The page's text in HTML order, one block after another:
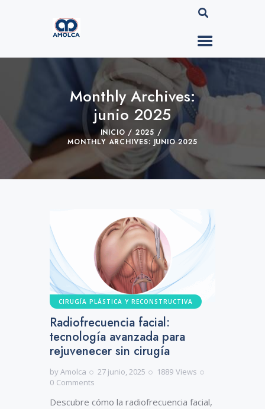
Monthly Archives:
junio 2025
INICIO
2025
MONTHLY ARCHIVES: JUNIO 2025
CIRUGÍA PLÁSTICA Y RECONSTRUCTIVA
Radiofrecuencia facial:
tecnología avanzada para
rejuvenecer sin cirugía
byAmolca 27 junio, 2025 1889 Views
0 Comments
Descubre cómo la radiofrecuencia facial,